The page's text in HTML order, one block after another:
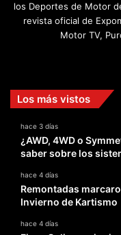
los Deportes de Motor
revista oficial de
Motor TV,
Los más vistos
hace 3 días
¿AWD, 4WD o
saber sobre los
hace 4 días
Remontadas
Invierno de Kartismo
hace 4 días